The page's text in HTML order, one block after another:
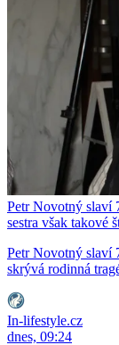
Petr Novotný slaví
sestra však takové
Petr Novotný slaví
skrývá rodinná
In-lifestyle.cz
dnes, 09:24